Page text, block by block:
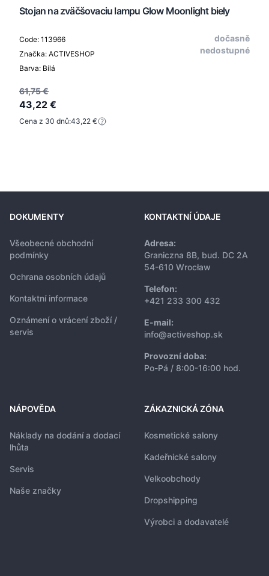
Stojan na zväčšovaciu lampu Glow Moonlight biely
Code: 113966
Značka: ACTIVESHOP
Barva: Bílá
dočasně
nedostupné
61,75 €
43,22 €
Cena z 30 dnů:43,22 €
DOKUMENTY
Všeobecné obchodní
podmínky
Ochrana osobních údajů
Kontaktní informace
Oznámení o vrácení zboží /
servis
KONTAKTNÍ ÚDAJE
Adresa:
Graniczna 8B, bud. DC 2A
54-610 Wrocław
Telefon:
+421 233 300 432
E-mail:
info@activeshop.sk
Provozní doba:
Po-Pá / 8:00-16:00 hod.
NÁPOVĚDA
Náklady na dodání a dodací
lhůta
Servis
Naše značky
ZÁKAZNICKÁ ZÓNA
Kosmetické salony
Kadeřnické salony
Velkoobchody
Dropshipping
Výrobci a dodavatelé